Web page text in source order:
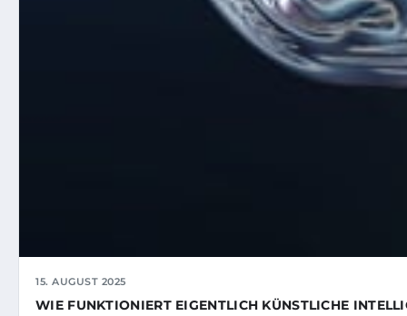
15. AUGUST 2025
WIE FUNKTIONIERT EIGENTLICH KÜNSTLICHE